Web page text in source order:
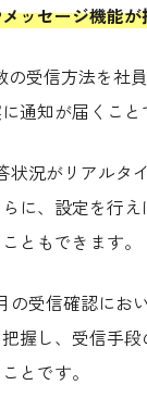
ッセージ機能
の受信方法を社
通知が届くこと
状況がリアルタ
に、設定を行
ともできます。
の受信確認にお
握し、受信手
とです。